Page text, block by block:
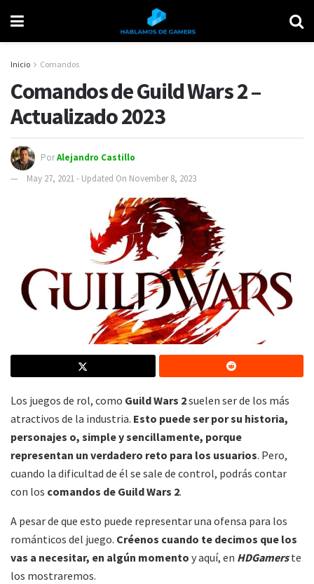
Inicio Comandos
Comandos de Guild Wars 2 –
Actualizado 2023
PorAlejandro Castillo
May 27, 2021 - Updated On November 8, 2023
Los juegos de rol, como Guild Wars 2suelen ser de los más
atractivos de la industria. Esto puede ser por su historia,
personajes o, simple y sencillamente, porque
representan un verdadero reto para los usuarios. Pero,
cuando la dificultad de él se sale de control, podrás contar
con los comandos de Guild Wars 2.
A pesar de que esto puede representar una ofensa para los
románticos del juego. Créenos cuando te decimos que los
vas a necesitar, en algún momento y aquí, en HDGamerste
los mostraremos.